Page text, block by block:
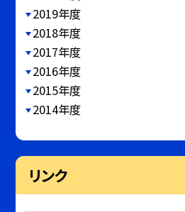
2019年度
2018年度
2017年度
2016年度
2015年度
2014年度
リンク